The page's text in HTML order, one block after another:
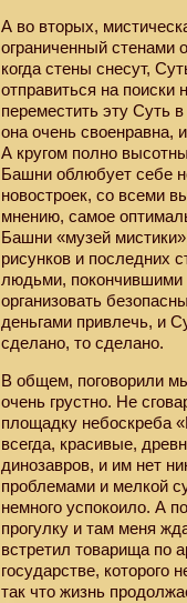
А во вторых,
ограниченный стенами
когда стены снесут,
отправиться на поиски
переместить эту Суть
она очень своенравна,
А кругом полно
Башни облюбует себе
новостроек, со всеми
мнению, самое
Башни «музей
рисунков и последних
людьми,
организовать
деньгами привлечь, и
сделано, то сделано.
В общем, поговорили
очень грустно. Не
площадку небоскреба
всегда, красивые,
динозавров, и им нет
проблемами и мелкой
немного успокоило. А
прогулку и там меня
встретил товарища по
государстве, которого
так что жизнь